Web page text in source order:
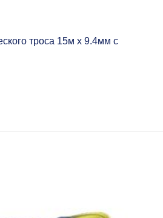
троса 15м х 9.4мм с